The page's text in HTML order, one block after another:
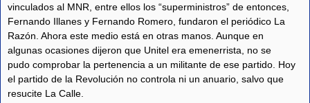
vinculados al MNR, entre ellos los “superministros” de entonces,
Fernando Illanes y Fernando Romero, fundaron el periódico La
Razón. Ahora este medio está en otras manos. Aunque en
algunas ocasiones dijeron que Unitel era emenerrista, no se
pudo comprobar la pertenencia a un militante de ese partido. Hoy
el partido de la Revolución no controla ni un anuario, salvo que
resucite La Calle.